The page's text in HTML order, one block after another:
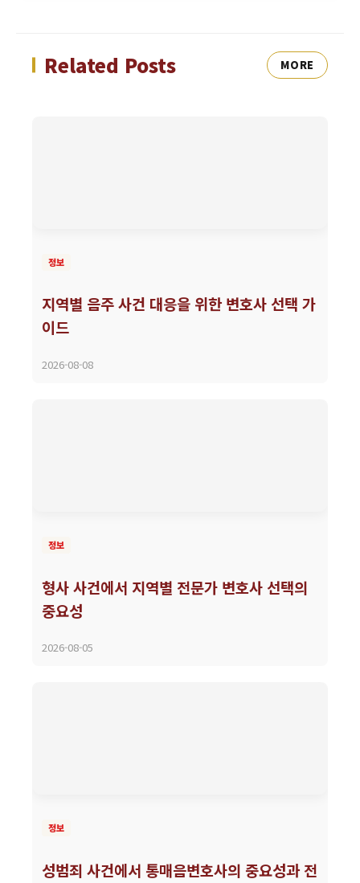
Related Posts MORE
정보
지역별 음주 사건 대응을 위한 변호사 선택 가
이드
2026-08-08
정보
형사 사건에서 지역별 전문가 변호사 선택의
중요성
2026-08-05
정보
성범죄 사건에서 통매음변호사의 중요성과 전